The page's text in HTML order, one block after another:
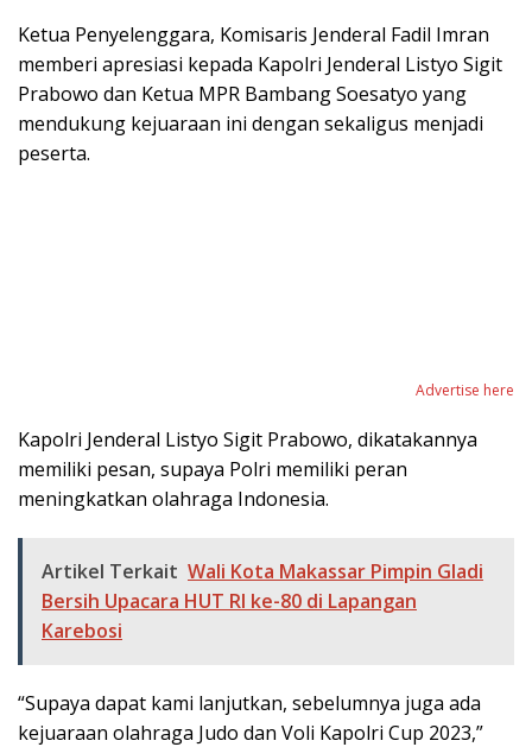
Ketua Penyelenggara, Komisaris Jenderal Fadil Imran
memberi apresiasi kepada Kapolri Jenderal Listyo Sigit
Prabowo dan Ketua MPR Bambang Soesatyo yang
mendukung kejuaraan ini dengan sekaligus menjadi
peserta.
Advertise here
Kapolri Jenderal Listyo Sigit Prabowo, dikatakannya
memiliki pesan, supaya Polri memiliki peran
meningkatkan olahraga Indonesia.
Artikel Terkait Wali Kota Makassar Pimpin Gladi
Bersih Upacara HUT RI ke-80 di Lapangan
Karebosi
“Supaya dapat kami lanjutkan, sebelumnya juga ada
kejuaraan olahraga Judo dan Voli Kapolri Cup 2023,”